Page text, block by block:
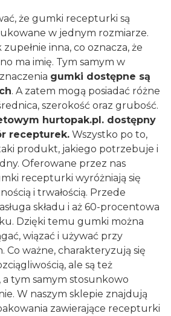
że gumki recepturki są
w jednym rozmiarze.
inna, co oznacza, że
ma imię. Tym samym w
gumki dostępne są
. A zatem mogą posiadać różne
szerokość oraz grubość.
hurtopak.pl. dostępny
recepturek. Wszystko po to,
produkt, jakiego potrzebuje i
Oferowane przez nas
recepturki wyróżniają się
i trwałością. Przede
składu i aż 60-procentowa
Dzięki temu gumki można
wiązać i używać przy
Co ważne, charakteryzują się
ale są też
tym samym stosunkowo
W naszym sklepie znajdują
zawierające recepturki